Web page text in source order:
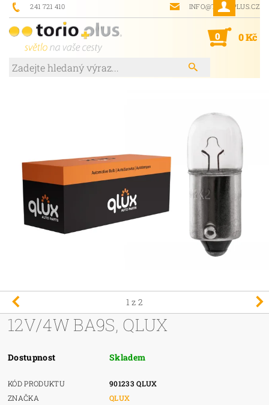
241 721 410 INFO@TORIOPLUS.CZ
0 0 Kč
1 z 2
12V/4W BA9S, QLUX
Dostupnost Skladem
KÓD PRODUKTU
901233 QLUX
ZNAČKA
QLUX